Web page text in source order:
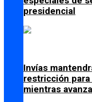
presidencial
Invías
restricción
mientras